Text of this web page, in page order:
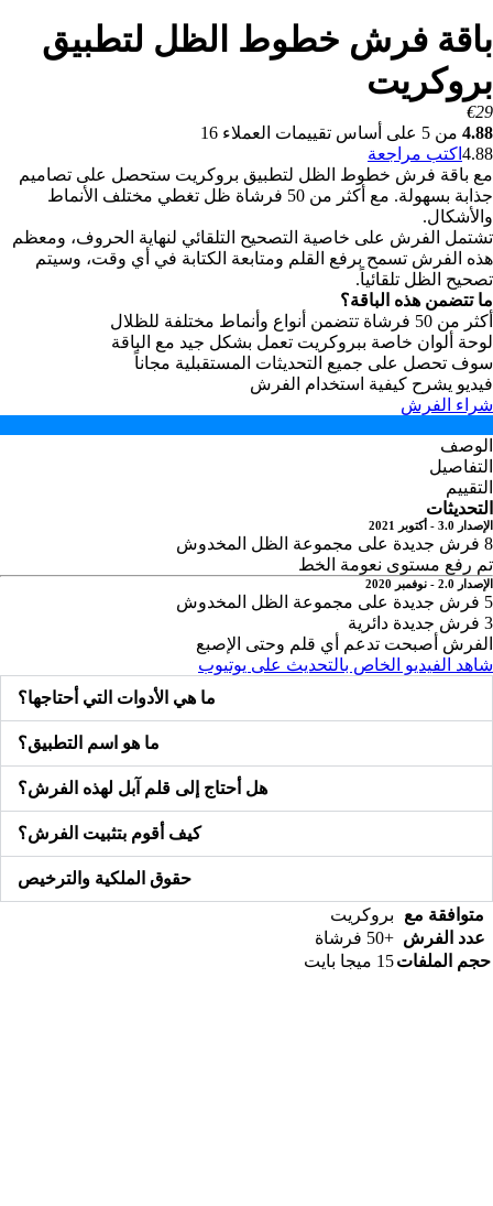
باقة فرش خطوط الظل لتطبيق
بروكريت
€29
4.88 من 5 على أساس تقييمات العملاء 16
4.88 اكتب مراجعة
مع باقة فرش خطوط الظل لتطبيق بروكريت ستحصل على تصاميم
جذابة بسهولة. مع أكثر من 50 فرشاة ظل تغطي مختلف الأنماط
والأشكال.
تشتمل الفرش على خاصية التصحيح التلقائي لنهاية الحروف، ومعظم
هذه الفرش تسمح برفع القلم ومتابعة الكتابة في أي وقت، وسيتم
تصحيح الظل تلقائياً.
ما تتضمن هذه الباقة؟
أكثر من 50 فرشاة تتضمن أنواع وأنماط مختلفة للظلال
لوحة ألوان خاصة ببروكريت تعمل بشكل جيد مع الباقة
سوف تحصل على جميع التحديثات المستقبلية مجاناً
فيديو يشرح كيفية استخدام الفرش
شراء الفرش
الوصف
التفاصيل
التقييم
التحديثات
الإصدار 3.0 - أكتوبر 2021
8 فرش جديدة على مجموعة الظل المخدوش⁠
تم رفع مستوى نعومة الخط
الإصدار 2.0 - نوفمبر 2020
5 فرش جديدة على مجموعة الظل المخدوش⁠
3 فرش جديدة دائرية
الفرش أصبحت تدعم أي قلم وحتى الإصبع
شاهد الفيديو الخاص بالتحديث على يوتيوب
ما هي الأدوات التي أحتاجها؟
ما هو اسم التطبيق؟
هل أحتاج إلى قلم آبل لهذه الفرش؟
كيف أقوم بتثبيت الفرش؟
حقوق الملكية والترخيص
متوافقة مع
بروكريت
عدد الفرش +50 فرشاة
حجم الملفات15 ميجا بايت